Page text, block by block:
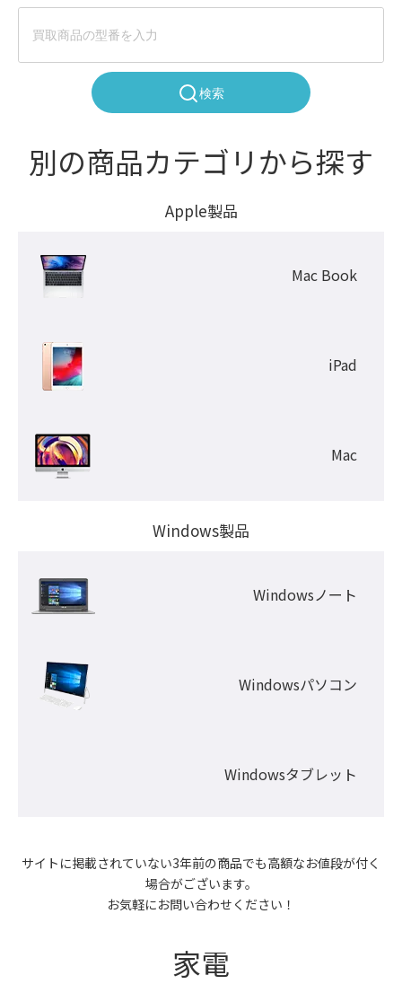
検索
別の商品カテゴリから探す
Apple製品
Mac Book
iPad
Mac
Windows製品
Windowsノート
Windowsパソコン
Windowsタブレット
サイトに掲載されていない3年前の商品でも高額なお値段が付く
場合がございます。
お気軽にお問い合わせください！
家電